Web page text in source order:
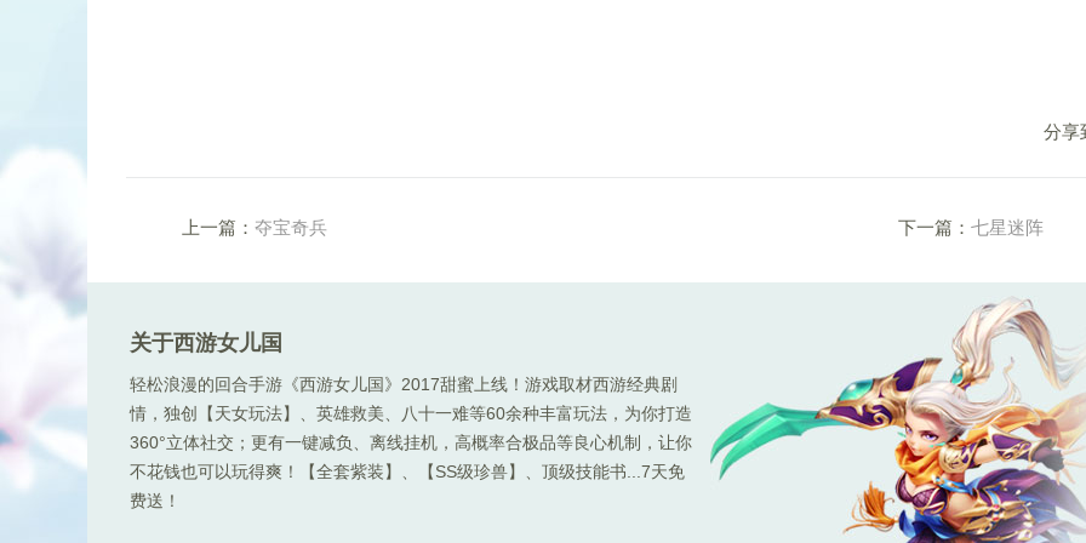
分享
上一篇： 夺宝奇兵 下一篇： 七星迷阵
关于西游女儿国
轻松浪漫的回合手游《西游女儿国》2017甜蜜上线！游戏取材西游经典剧
情，独创【天女玩法】、英雄救美、八十一难等60余种丰富玩法，为你打造
360°立体社交；更有一键减负、离线挂机，高概率合极品等良心机制，让你
不花钱也可以玩得爽！【全套紫装】、【SS级珍兽】、顶级技能书...7天免
费送！